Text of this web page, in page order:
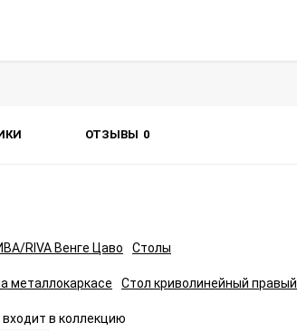
ОТЗЫВЫ 0
RIVA Венге Цаво Столы
металлокаркасе Стол криволинейный правый
в коллекцию